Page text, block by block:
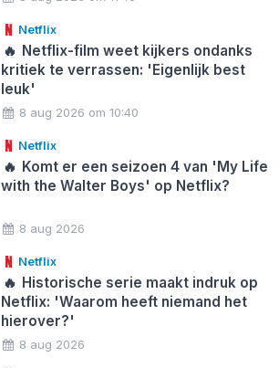
Netflix
🔥 Netflix-film weet kijkers ondanks
kritiek te verrassen: 'Eigenlijk best
leuk'
8 aug 2026 om 10:40
Netflix
🔥 Komt er een seizoen 4 van 'My Life
with the Walter Boys' op Netflix?
8 aug 2026
Netflix
🔥 Historische serie maakt indruk op
Netflix: 'Waarom heeft niemand het
hierover?'
8 aug 2026